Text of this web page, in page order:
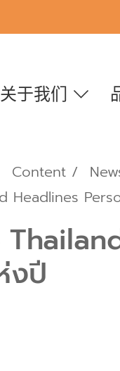
关于我们
Content
Headlines
งปี